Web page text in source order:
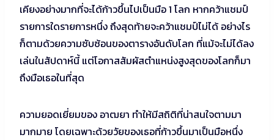
เคียงอย่างมากที่จะได้ก้าวขึ้นไปเป็นมือ 1 โลก หากคว้าแชมป์
รายการใดรายการหนึ่ง ถึงสุดท้ายจะคว้าแชมป์ไม่ได้ อย่างไร
ก็ตามด้วยความซับซ้อนของตารางอันดับโลก ที่แม้จะไม่ได้ลง
เล่นในสัปดาห์นี้ แต่โอกาสสัมผัสตำแหน่งสูงสุดของโลกก็มา
ถึงมือเธอในที่สุด
ความยอดเยี่ยมของ อาฒยา ทำให้มีสถิติที่น่าสนใจตามมา
มากมาย โดยเฉพาะด้วยวัยของเธอที่ก้าวขึ้นมาเป็นมือหนึ่ง